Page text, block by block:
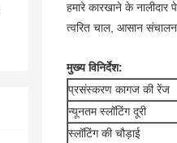
हमारे कारखाने के
त्वरित चाल, आसान
मुख्य विनिर्देश:
प्रसंस्करण कागज की रेंज
न्यूनतम स्लॉटिंग दूरी
स्लॉटिंग की चौड़ाई